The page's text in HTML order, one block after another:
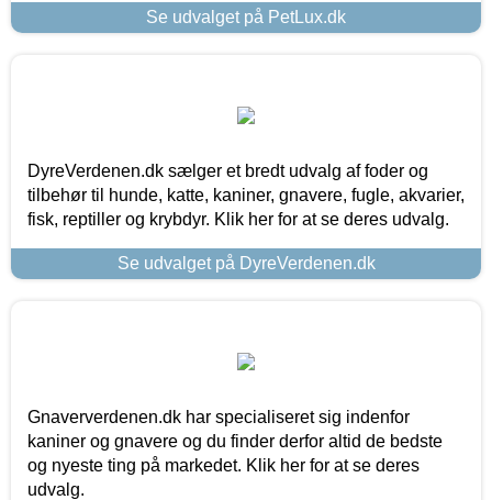
Se udvalget på PetLux.dk
DyreVerdenen.dk sælger et bredt udvalg af foder og
tilbehør til hunde, katte, kaniner, gnavere, fugle, akvarier,
fisk, reptiller og krybdyr. Klik her for at se deres udvalg.
Se udvalget på DyreVerdenen.dk
Gnaververdenen.dk har specialiseret sig indenfor
kaniner og gnavere og du finder derfor altid de bedste
og nyeste ting på markedet. Klik her for at se deres
udvalg.